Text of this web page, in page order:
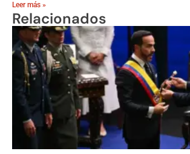
Leer más »
Relacionados